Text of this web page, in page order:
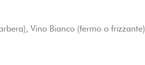
Vino Bianco (fermo o frizzante)